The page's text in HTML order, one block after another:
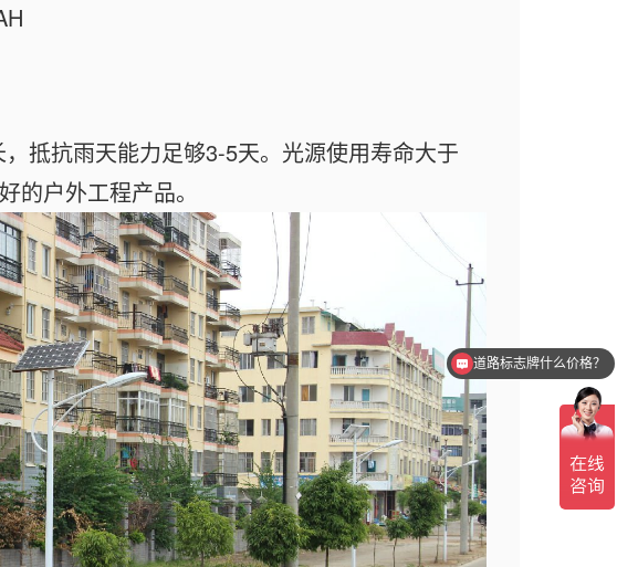
抵抗雨天能力足够3-5天。光源使用寿命大于
的户外工程产品。
圆柱标志杆什么价格？